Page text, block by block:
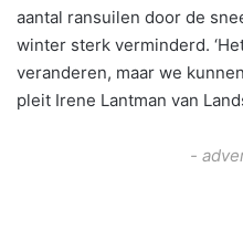
aantal ransuilen door de
winter sterk verminderd.
veranderen, maar we
pleit Irene Lantman van
-